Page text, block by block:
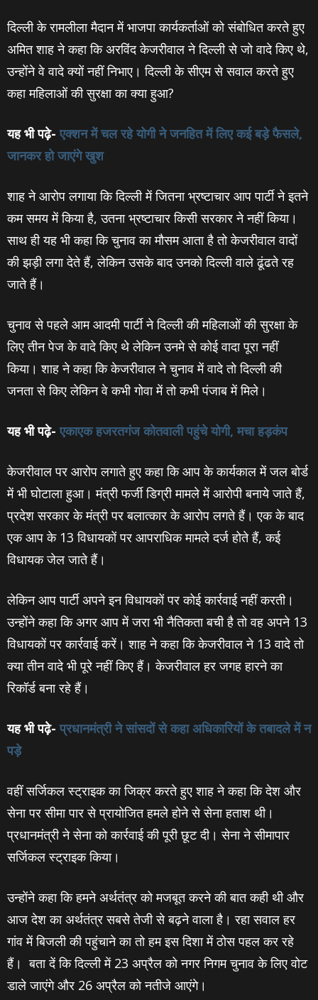
दिल्ली के रामलीला मैदान में भाजपा कार्यकर्ताओं को संबोधित करते हुए
अमित शाह ने कहा कि अरविंद केजरीवाल ने दिल्ली से जो वादे किए थे,
उन्होंने वे वादे क्यों नहीं निभाए। दिल्ली के सीएम से सवाल करते हुए
कहा महिलाओं की सुरक्षा का क्या हुआ?
यह भी पढ़े- एक्‍शन में चल रहे योगी ने जनहित में लिए कई बड़े फैसले,
जानकर हो जाएंगे खुश
शाह ने आरोप लगाया कि दिल्ली में जितना भ्रष्टाचार आप पार्टी ने इतने
कम समय में किया है, उतना भ्रष्टाचार किसी सरकार ने नहीं किया।
साथ ही यह भी कहा कि चुनाव का मौसम आता है तो केजरीवाल वादों
की झड़ी लगा देते हैं, लेकिन उसके बाद उनको दिल्ली वाले ढूंढते रह
जाते हैं।
चुनाव से पहले आम आदमी पार्टी ने दिल्ली की महिलाओं की सुरक्षा के
लिए तीन पेज के वादे किए थे लेकिन उनमे से कोई वादा पूरा नहीं
किया। शाह ने कहा कि केजरीवाल ने चुनाव में वादे तो दिल्ली की
जनता से किए लेकिन वे कभी गोवा में तो कभी पंजाब में मिले।
यह भी पढ़े- एकाएक हजरतगंज कोतवाली पहुंचे योगी, मचा हड़कंप
केजरीवाल पर आरोप लगाते हुए कहा कि आप के कार्यकाल में जल बोर्ड
में भी घोटाला हुआ। मंत्री फर्जी डिग्री मामले में आरोपी बनाये जाते हैं,
प्रदेश सरकार के मंत्री पर बलात्कार के आरोप लगते हैं। एक के बाद
एक आप के 13 विधायकों पर आपराधिक मामले दर्ज होते हैं, कई
विधायक जेल जाते हैं।
लेकिन आप पार्टी अपने इन विधायकों पर कोई कार्रवाई नहीं करती।
उन्होंने कहा कि अगर आप में जरा भी नैतिकता बची है तो वह अपने 13
विधायकों पर कार्रवाई करें। शाह ने कहा कि केजरीवाल ने 13 वादे तो
क्‍या तीन वादे भी पूरे नहीं किए हैं। केजरीवाल हर जगह हारने का
रिकॉर्ड बना रहे हैं।
यह भी पढ़े- प्रधानमंत्री ने सांसदों से कहा अधिकारियों के तबादले में न
पड़े
वहीं सर्जिकल स्ट्राइक का जिक्र करते हुए शाह ने कहा कि देश और
सेना पर सीमा पार से प्रायोजित हमले होने से सेना हताश थी।
प्रधानमंत्री ने सेना को कार्रवाई की पूरी छूट दी। सेना ने सीमापार
सर्जिकल स्ट्राइक किया।
उन्होंने कहा कि हमने अर्थतंत्र को मजबूत करने की बात कही थी और
आज देश का अर्थतंत्र सबसे तेजी से बढ़ने वाला है। रहा सवाल हर
गांव में बिजली की पहुंचाने का तो हम इस दिशा में ठोस पहल कर रहे
हैं। बता दें कि दिल्ली में 23 अप्रैल को नगर निगम चुनाव के लिए वोट
डाले जाएंगे और 26 अप्रैल को नतीजे आएंगे।